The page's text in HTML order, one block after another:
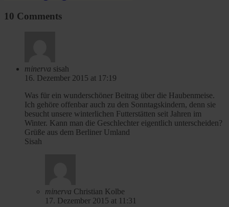
10 Comments
minerva sisah
16. Dezember 2015 at 17:19
Was für ein wunderschöner Beitrag über die Haubenmeise.
Ich gehöre offenbar auch zu den Sonntagskindern, denn sie
besucht unsere winterlichen Futterstätten seit Jahren im
Winter. Kann man die Geschlechter eigentlich unterscheiden?
Grüße aus dem Berliner Umland
Sisah
minerva Christian Kolbe
17. Dezember 2015 at 11:31